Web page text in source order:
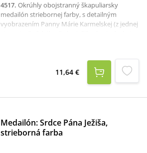
4517. Okrúhly obojstranný škapuliarsky
medailón striebornej farby, s detailným
vyobrazením Panny Márie Karmelskej (z jednej
chirurgickej ocele.K dispozícii je aj samostatný
škapuliarsky medailón.11,64 €
Medailón: Srdce Pána Ježiša,
strieborná farba